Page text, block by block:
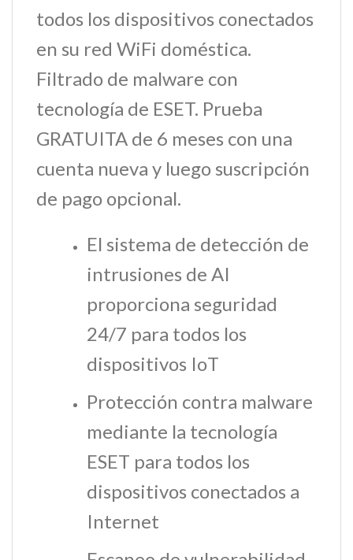
todos los dispositivos conectados
en su red WiFi doméstica.
Filtrado de malware con
tecnología de ESET. Prueba
GRATUITA de 6 meses con una
cuenta nueva y luego suscripción
de pago opcional.
El sistema de detección de
intrusiones de AI
proporciona seguridad
24/7 para todos los
dispositivos IoT
Protección contra malware
mediante la tecnología
ESET para todos los
dispositivos conectados a
Internet